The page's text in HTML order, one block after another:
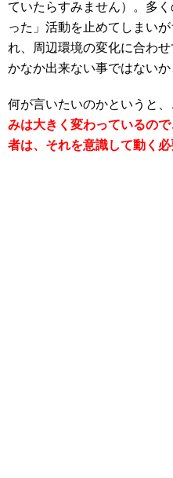
ていたらすみません）。多
った」活動を止めてしまい
れ、周辺環境の変化に合わ
かなか出来ない事ではないか
何が言いたいのかというと
みは大きく変わっているの
者は、それを意識して動く必